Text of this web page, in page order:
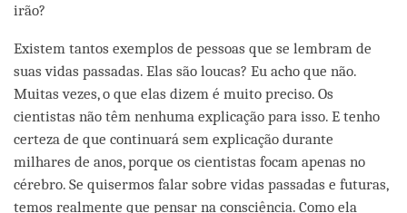
irão?
Existem tantos exemplos de pessoas que se lembram de
suas vidas passadas. Elas são loucas? Eu acho que não.
Muitas vezes, o que elas dizem é muito preciso. Os
cientistas não têm nenhuma explicação para isso. E tenho
certeza de que continuará sem explicação durante
milhares de anos, porque os cientistas focam apenas no
cérebro. Se quisermos falar sobre vidas passadas e futuras,
temos realmente que pensar na consciência. Como ela